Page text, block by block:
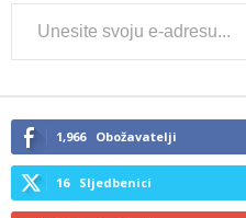
Type
your
1,966 Obožavatelji
16 Sljedbenici